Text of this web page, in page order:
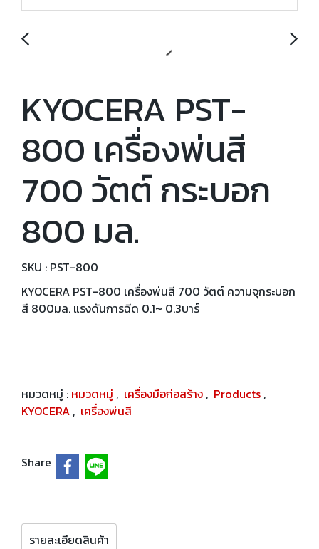
KYOCERA PST-
800 เครื่องพ่นสี
700 วัตต์ กระบอก
800 มล.
SKU : PST-800
KYOCERA PST-800 เครื่องพ่นสี 700 วัตต์ ความจุกระบอก
สี 800มล. แรงดันการฉีด 0.1~ 0.3บาร์
หมวดหมู่ : หมวดหมู่ , เครื่องมือก่อสร้าง , Products ,
KYOCERA , เครื่องพ่นสี
Share
รายละเอียดสินค้า